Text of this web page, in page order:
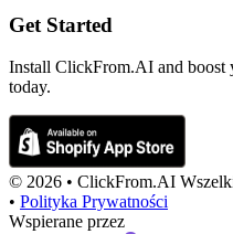
Get Started
Install ClickFrom.AI and
today.
© 2026 • ClickFrom.AI
• Polityka Prywatności
Wspierane przez